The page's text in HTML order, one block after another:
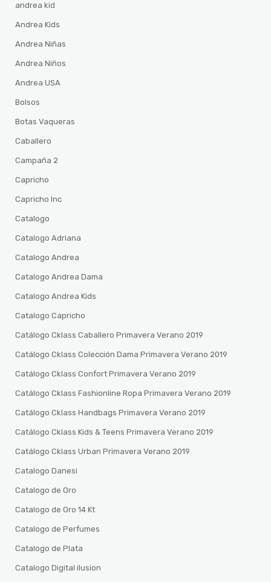
andrea kid
Andrea Kids
Andrea Niñas
Andrea Niños
Andrea USA
Bolsos
Botas Vaqueras
Caballero
Campaña 2
Capricho
Capricho Inc
Catalogo
Catalogo Adriana
Catalogo Andrea
Catalogo Andrea Dama
Catalogo Andrea Kids
Catalogo Capricho
Catálogo Cklass Caballero Primavera Verano 2019
Catálogo Cklass Colección Dama Primavera Verano 2019
Catálogo Cklass Confort Primavera Verano 2019
Catálogo Cklass Fashionline Ropa Primavera Verano 2019
Catálogo Cklass Handbags Primavera Verano 2019
Catálogo Cklass Kids & Teens Primavera Verano 2019
Catálogo Cklass Urban Primavera Verano 2019
Catalogo Danesi
Catalogo de Oro
Catalogo de Oro 14 Kt
Catalogo de Perfumes
Catalogo de Plata
Catalogo Digital ilusion